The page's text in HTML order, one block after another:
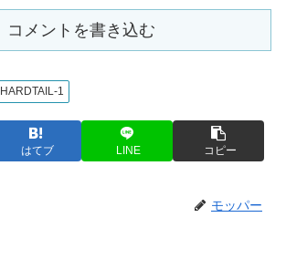
コメントを書き込む
HARDTAIL-1
はてブ LINE コピー
モッパー